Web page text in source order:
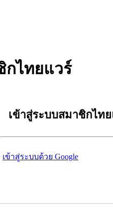
กไทยแวร์
เข้าสู่ระบบสมาชิกไท
เข้าสู่ระบบด้วย Google